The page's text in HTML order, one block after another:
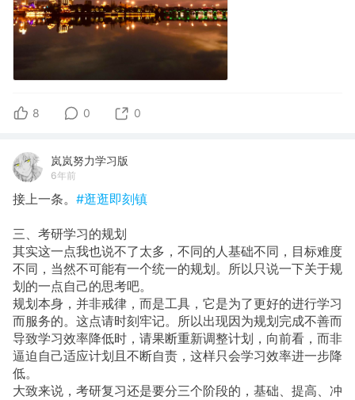
8 0 0
岚岚努力学习版
6年前
接上一条。 #逛逛即刻镇
三、考研学习的规划
其实这一点我也说不了太多，不同的人基础不同，目标难度
不同，当然不可能有一个统一的规划。所以只说一下关于规
划的一点自己的思考吧。
规划本身，并非戒律，而是工具，它是为了更好的进行学习
而服务的。这点请时刻牢记。所以出现因为规划完成不善而
导致学习效率降低时，请果断重新调整计划，向前看，而非
逼迫自己适应计划且不断自责，这样只会学习效率进一步降
低。
大致来说，考研复习还是要分三个阶段的，基础、提高、冲